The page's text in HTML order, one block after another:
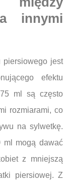
innymi
piersiowego jest
efektu
ml są często
rozmiarami, co
na sylwetkę.
ml mogą dawać
z mniejszą
piersiowej. Z